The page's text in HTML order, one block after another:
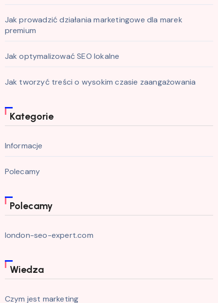
Jak prowadzić działania marketingowe dla marek
premium
Jak optymalizować SEO lokalne
Jak tworzyć treści o wysokim czasie zaangażowania
Kategorie
Informacje
Polecamy
Polecamy
london-seo-expert.com
Wiedza
Czym jest marketing